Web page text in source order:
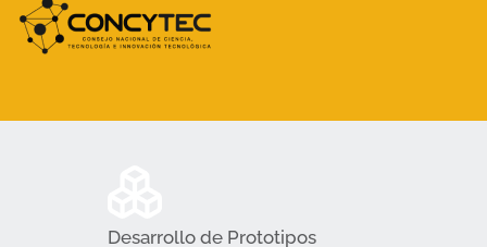
Desarrollo de Prototipos